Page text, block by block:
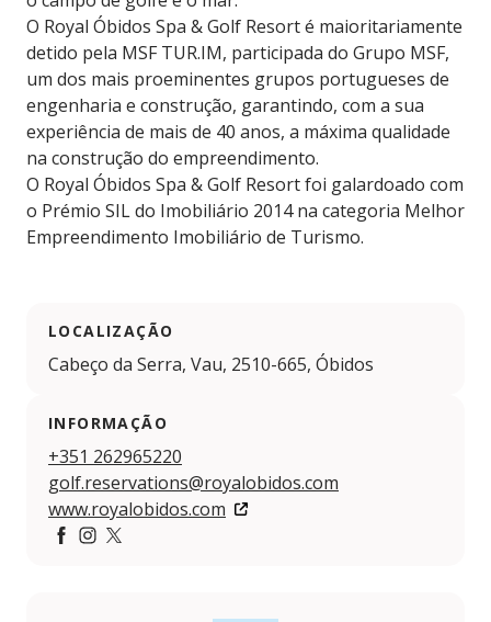
O Royal Óbidos Spa & Golf Resort é maioritariamente
detido pela MSF TUR.IM, participada do Grupo MSF,
um dos mais proeminentes grupos portugueses de
engenharia e construção, garantindo, com a sua
experiência de mais de 40 anos, a máxima qualidade
na construção do empreendimento.
O Royal Óbidos Spa & Golf Resort foi galardoado com
o Prémio SIL do Imobiliário 2014 na categoria Melhor
Empreendimento Imobiliário de Turismo.
LOCALIZAÇÃO
Cabeço da Serra, Vau, 2510-665, Óbidos
INFORMAÇÃO
+351 262965220
golf.reservations@royalobidos.com
www.royalobidos.com